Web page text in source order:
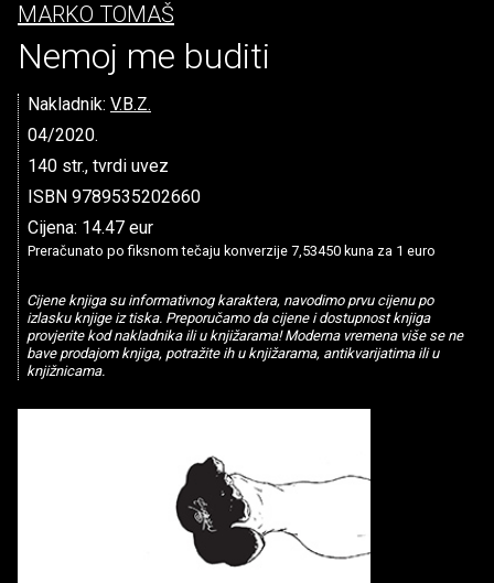
MARKO TOMAŠ
Nemoj me buditi
Nakladnik: V.B.Z.
04/2020.
140 str., tvrdi uvez
ISBN 9789535202660
Cijena: 14.47 eur
Preračunato po fiksnom tečaju konverzije 7,53450 kuna za 1 euro
Cijene knjiga su informativnog karaktera, navodimo prvu cijenu po
izlasku knjige iz tiska. Preporučamo da cijene i dostupnost knjiga
provjerite kod nakladnika ili u knjižarama! Moderna vremena više se ne
bave prodajom knjiga, potražite ih u knjižarama, antikvarijatima ili u
knjižnicama.